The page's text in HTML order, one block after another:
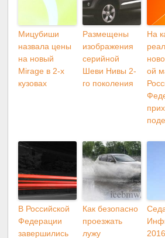
Мицубиши
назвала цены
на новый
Mirage в 2-х
кузовах
Размещены
изображения
серийной
Шеви Нивы 2-
го поколения
На
ой
В Российской
Федерации
завершились
Как безопасно
проезжать
лужу